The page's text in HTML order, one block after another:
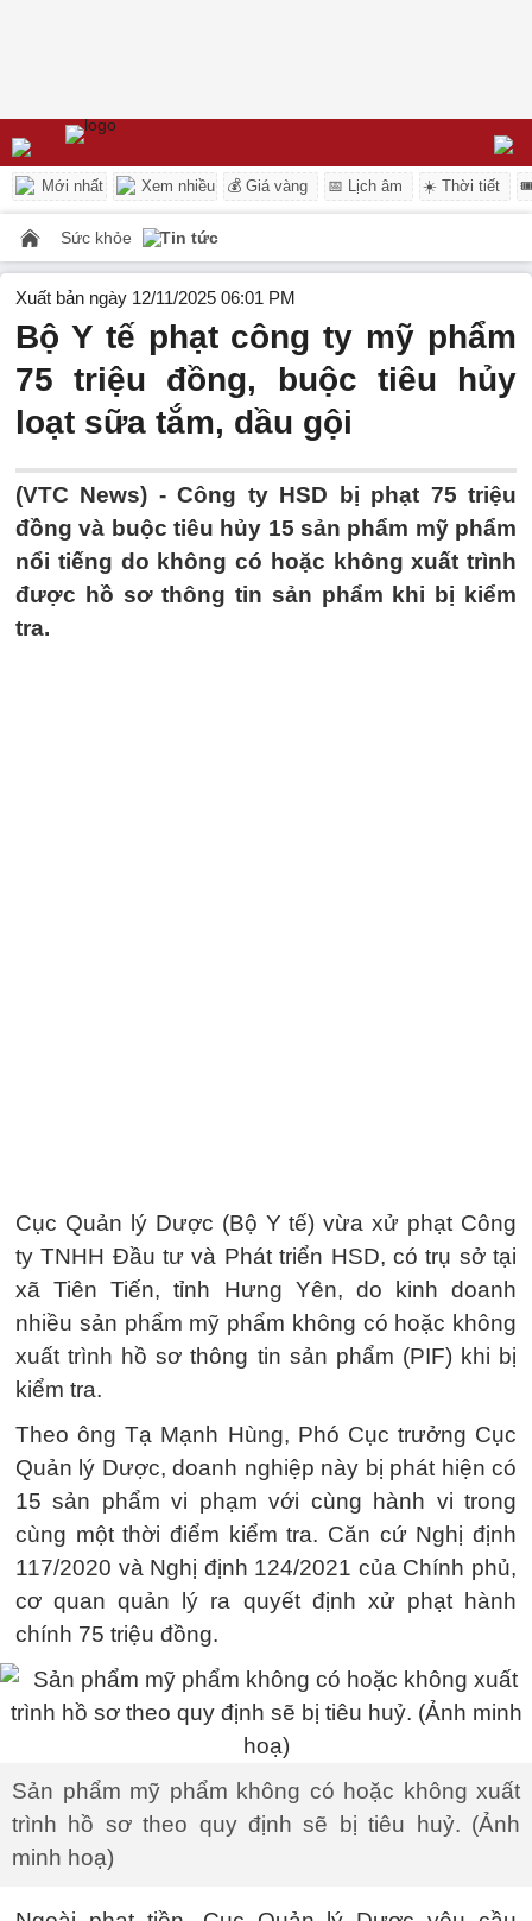
Mới nhất Xem nhiều 💰 Giá vàng 📅 Lịch âm ☀️ Thời tiết
Sức khỏe Tin tức
Xuất bản ngày 12/11/2025 06:01 PM
Bộ Y tế phạt công ty mỹ phẩm
75 triệu đồng, buộc tiêu hủy
loạt sữa tắm, dầu gội
(VTC News) -Công ty HSD bị phạt 75 triệu
đồng và buộc tiêu hủy 15 sản phẩm mỹ phẩm
nổi tiếng do không có hoặc không xuất trình
được hồ sơ thông tin sản phẩm khi bị kiểm
tra.
Cục Quản lý Dược (Bộ Y tế) vừa xử phạt Công
ty TNHH Đầu tư và Phát triển HSD, có trụ sở tại
xã Tiên Tiến, tỉnh Hưng Yên, do kinh doanh
nhiều sản phẩm mỹ phẩm không có hoặc không
xuất trình hồ sơ thông tin sản phẩm (PIF) khi bị
kiểm tra.
Theo ông Tạ Mạnh Hùng, Phó Cục trưởng Cục
Quản lý Dược, doanh nghiệp này bị phát hiện có
15 sản phẩm vi phạm với cùng hành vi trong
cùng một thời điểm kiểm tra. Căn cứ Nghị định
117/2020 và Nghị định 124/2021 của Chính phủ,
cơ quan quản lý ra quyết định xử phạt hành
chính 75 triệu đồng.
Sản phẩm mỹ phẩm không có hoặc không xuất
trình hồ sơ theo quy định sẽ bị tiêu huỷ. (Ảnh
minh hoạ)